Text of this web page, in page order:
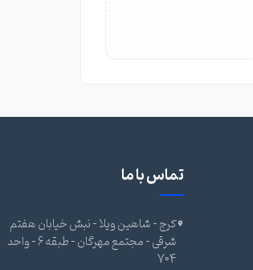
تماس با ما
کرج - شاهین ویلا - نبش خیابان هفتم
شرقی - مجتمع مهرگان - طبقه 6 - واحد
704